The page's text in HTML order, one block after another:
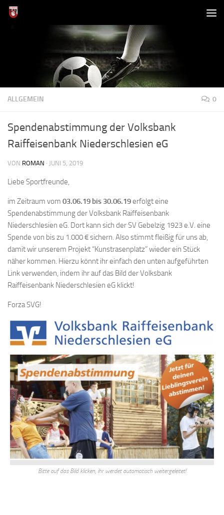
Zum Inhalt springen
ALLGEMEIN 0
Spendenabstimmung der Volksbank
Raiffeisenbank Niederschlesien eG
VON ROMAN · JUNI 5, 2019
Liebe Sportfreunde,
im Zeitraum vom 03.06.19 bis 30.06.19erfolgt eine
Spendenabstimmung der Volksbank Raiffeisenbank
Niederschlesien eG. Dort kann sich der SV Gebelzig 1923 e.V. eine
Spende von bis zu 1.000 € sichern. Also stimmt fleißig für uns ab,
damit wir unserem Projekt “Kunstrasenplatz” wieder ein Stück
näher kommen. Hierzu könnt ihr einfach den unten aufgeführten
Link verwenden, indem ihr auf das Bild der Volksbank
Raiffeisenbank Niederschlesien eG klickt!
Forza SVG!
Bitte auf das Bild klicken, ihr werdet automatisch weitergeleitet!